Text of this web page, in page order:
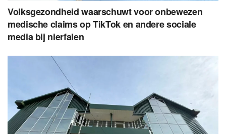
Volksgezondheid waarschuwt voor onbewezen
medische claims op TikTok en andere sociale
media bij nierfalen